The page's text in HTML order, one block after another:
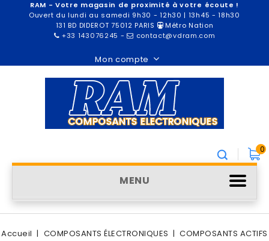
RAM - Votre magasin de proximité à votre écoute !
Ouvert du lundi au samedi 9h30 - 12h30 | 13h45 - 18h30
131 BD DIDEROT 75012 PARIS
Métro Nation
+33 143076245 - contact@vdram.com
Mon compte
0
MENU
Accueil COMPOSANTS ÉLECTRONIQUES
COMPOSANTS ACTIFS